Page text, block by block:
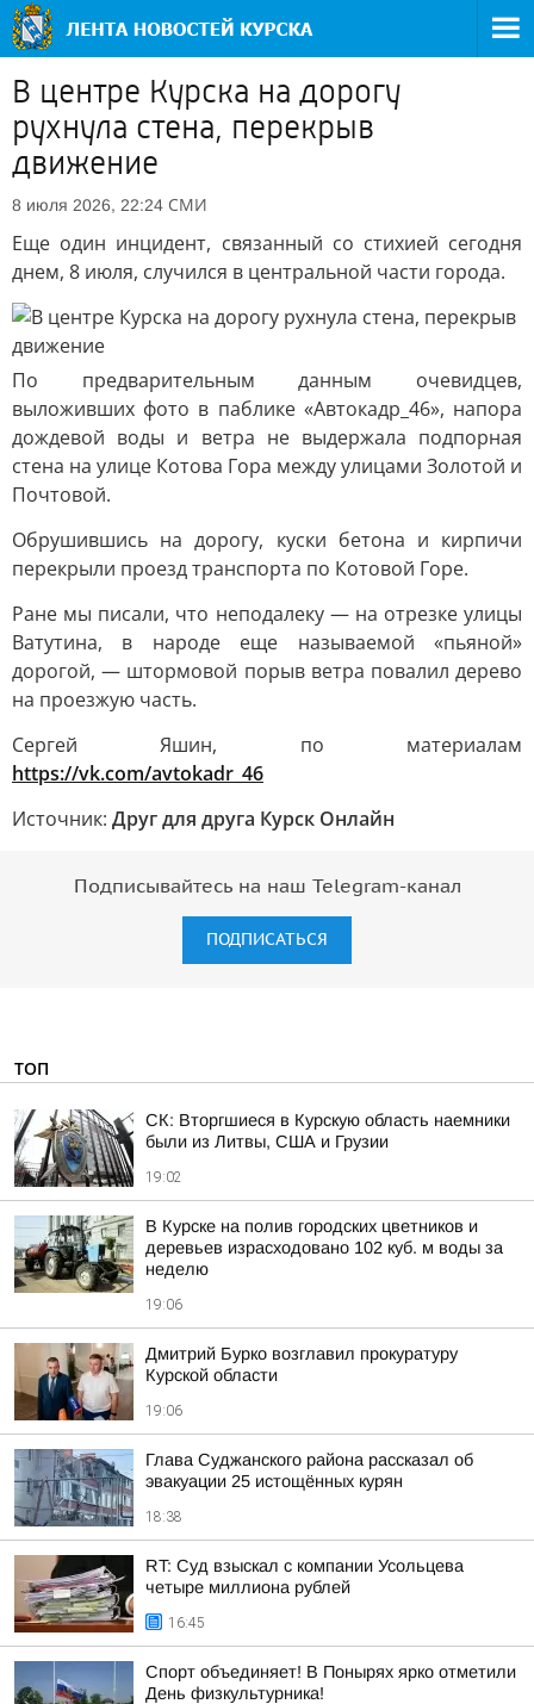
В центре Курска на дорогу
рухнула стена, перекрыв
движение
8 июля 2026, 22:24 СМИ
Еще один инцидент, связанный со стихией сегодня
днем, 8 июля, случился в центральной части города.
По предварительным данным очевидцев,
выложивших фото в паблике «Автокадр_46», напора
дождевой воды и ветра не выдержала подпорная
стена на улице Котова Гора между улицами Золотой и
Почтовой.
Обрушившись на дорогу, куски бетона и кирпичи
перекрыли проезд транспорта по Котовой Горе.
Ране мы писали, что неподалеку — на отрезке улицы
Ватутина, в народе еще называемой «пьяной»
дорогой, — штормовой порыв ветра повалил дерево
на проезжую часть.
Сергей Яшин, по материалам
https://vk.com/avtokadr_46
Источник: Друг для друга Курск Онлайн
Подписывайтесь на наш Telegram-канал
ПОДПИСАТЬСЯ
ТОП
СК: Вторгшиеся в Курскую область наемники
были из Литвы, США и Грузии
19:02
В Курске на полив городских цветников и
деревьев израсходовано 102 куб. м воды за
неделю
19:06
Дмитрий Бурко возглавил прокуратуру
Курской области
19:06
Глава Суджанского района рассказал об
эвакуации 25 истощённых курян
18:38
RT: Суд взыскал с компании Усольцева
четыре миллиона рублей
16:45
Спорт объединяет! В Понырях ярко отметили
День физкультурника!